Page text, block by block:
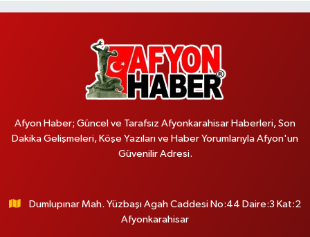
Afyon Haber; Güncel ve Tarafsız Afyonkarahisar Haberleri, Son
Dakika Gelişmeleri, Köşe Yazıları ve Haber Yorumlarıyla Afyon'un
Güvenilir Adresi.
Dumlupınar Mah. Yüzbaşı Agah Caddesi No:44 Daire:3 Kat:2
Afyonkarahisar